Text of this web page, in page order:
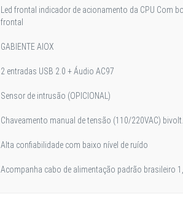
Led frontal indicador de acionamento da CPU Com
frontal
GABIENTE AIOX
2 entradas USB 2.0 + Áudio AC97
Sensor de intrusão (OPICIONAL)
Chaveamento manual de tensão (110/220VAC) bivolt.
Alta confiabilidade com baixo nível de ruído
Acompanha cabo de alimentação padrão brasileiro